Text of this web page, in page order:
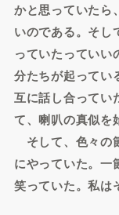
かと思っていたら
いのである。そし
っていたっていい
分たちが起ってい
互に話し合ってい
て、喇叭の真似を
そして、色々の
にやっていた。一
笑っていた。私は